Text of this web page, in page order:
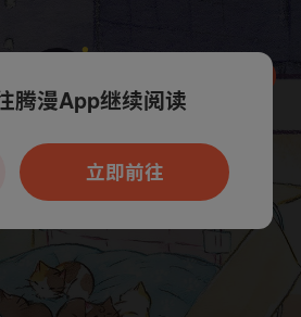
App阅读，可打开App新用
户7天免费看
腾漫App继续阅读
立即前往